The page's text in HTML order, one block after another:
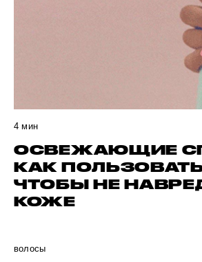
4 мин
ОСВЕЖАЮЩИЕ
КАК
ЧТОБЫ НЕ
КОЖЕ
волосы